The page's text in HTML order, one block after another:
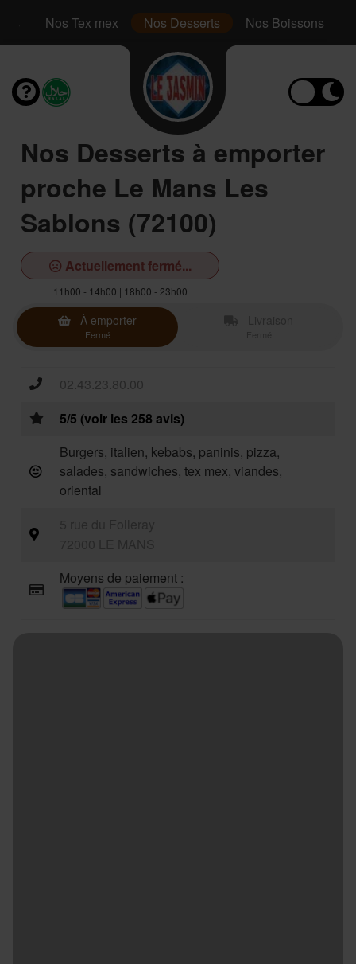
Nos Tex mex Nos Desserts Nos Boissons
Nos Desserts à emporter
proche Le Mans Les
Sablons (72100)
Actuellement fermé...
11h00 - 14h00 | 18h00 - 23h00
À emporter
Fermé
02.43.23.80.00
5/5 (voir les 258 avis)
Burgers, italien, kebabs, paninis, pizza,
salades, sandwiches, tex mex, viandes,
oriental
Moyens de paiement :